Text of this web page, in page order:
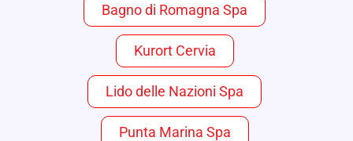
Bagno di Romagna Spa
Kurort Cervia
Lido delle Nazioni Spa
Punta Marina Spa